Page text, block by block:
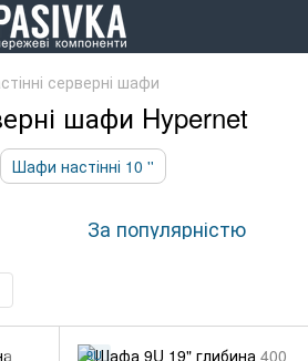
серверні шафи
шафи Hypernet
Шафи настінні 10 ''
За популярністю
9U